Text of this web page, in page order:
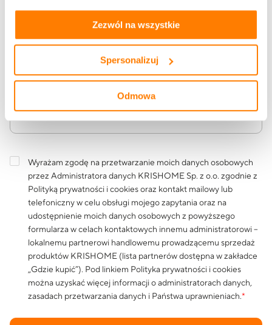
prywatności i cookies.
Zezwól na wszystkie
Spersonalizuj
Odmowa
Treść wiadomości
Wyrażam zgodę na przetwarzanie moich danych osobowych
przez Administratora danych KRISHOME Sp. z o.o. zgodnie z
Polityką prywatności i cookiesoraz kontakt mailowy lub
telefoniczny w celu obsługi mojego zapytania oraz na
udostępnienie moich danych osobowych z powyższego
formularza w celach kontaktowych innemu administratorowi –
lokalnemu partnerowi handlowemu prowadzącemu sprzedaż
produktów KRISHOME (lista partnerów dostępna w zakładce
„Gdzie kupić”). Pod linkiem Polityka prywatności i cookies
można uzyskać więcej informacji o administratorach danych,
zasadach przetwarzania danych i Państwa uprawnieniach.*